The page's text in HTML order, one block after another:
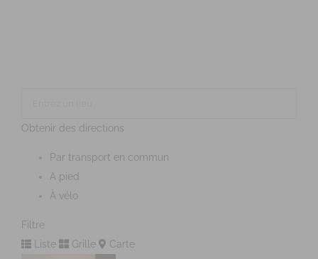
Obtenir des directions
Par transport en commun
A pied
À vélo
Filtre
Liste
Grille Carte